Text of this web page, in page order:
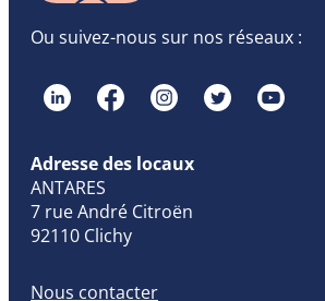
Ou suivez-nous sur nos réseaux :
Adresse des locaux
ANTARES
7 rue André Citroën
92110 Clichy
Nous contacter